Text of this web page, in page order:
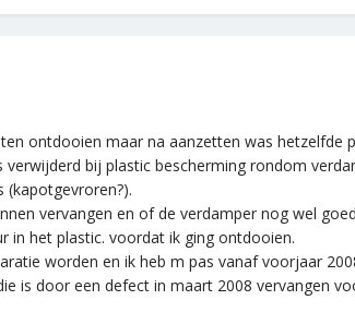
ontdooien maar na aanzetten was
bij plastic bescherming rondom
(kapotgevroren?).
vervangen en of de verdamper nog wel
in het plastic. voordat ik ging ontdooien.
worden en ik heb m pas vanaf voorjaar
is door een defect in maart 2008 vervangen